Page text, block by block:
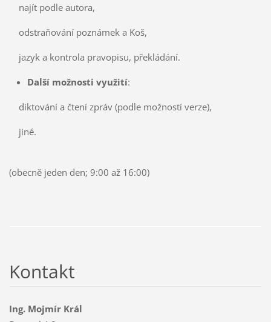
najít podle autora,
odstraňování poznámek a Koš,
jazyk a kontrola pravopisu, překládání.
Další možnosti využití:
diktování a čtení zpráv (podle možností verze),
jiné.
(obecně jeden den; 9:00 až 16:00)
Kontakt
Ing. Mojmír Král